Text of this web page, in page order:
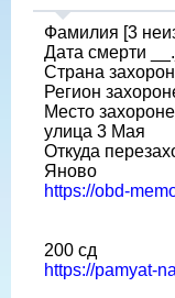
Фамилия [3
Дата смерти
Страна
Регион
Место
улица 3 Мая
Откуда
Яново
https://obd-
200 сд
https://pamyat-